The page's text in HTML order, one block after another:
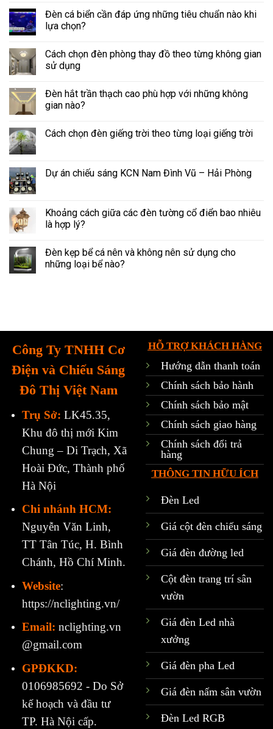
Đèn cá biển cần đáp ứng những tiêu chuẩn nào khi
lựa chọn?
Cách chọn đèn phòng thay đồ theo từng không gian
sử dụng
Đèn hắt trần thạch cao phù hợp với những không
gian nào?
Cách chọn đèn giếng trời theo từng loại giếng trời
Dự án chiếu sáng KCN Nam Đình Vũ – Hải Phòng
Khoảng cách giữa các đèn tường cổ điển bao nhiêu
là hợp lý?
Đèn kẹp bể cá nên và không nên sử dụng cho
những loại bể nào?
Công Ty TNHH Cơ
Điện và Chiếu Sáng
Đô Thị Việt Nam
Trụ Sở: LK45.35,
Khu đô thị mới Kim
Chung – Di Trạch, Xã
Hoài Đức, Thành phố
Hà Nội
Chi nhánh HCM:
Nguyễn Văn Linh,
TT Tân Túc, H. Bình
Chánh, Hồ Chí Minh.
Website:
https://nclighting.vn/
Email: nclighting.vn
@gmail.com
GPĐKKD:
0106985692 - Do Sở
kế hoạch và đầu tư
TP. Hà Nội cấp.
HỖ TRỢ KHÁCH HÀNG
Hướng dẫn thanh toán
Chính sách bảo hành
Chính sách bảo mật
Chính sách giao hàng
Chính sách đổi trả
hàng
THÔNG TIN HỮU ÍCH
Đèn Led
Giá cột đèn chiếu sáng
Giá đèn đường led
Cột đèn trang trí sân
vườn
Giá đèn Led nhà
xưởng
Giá đèn pha Led
Giá đèn nấm sân vườn
Đèn Led RGB